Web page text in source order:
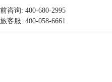
咨询: 400-680-2995
客服: 400-058-6661